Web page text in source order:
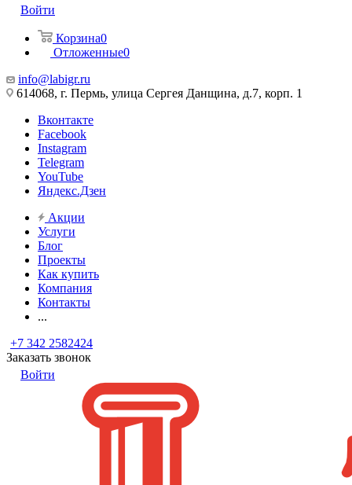
Войти
Корзина0
Отложенные0
info@labigr.ru
614068, г. Пермь, улица Сергея Данщина, д.7, корп. 1
Вконтакте
Facebook
Instagram
Telegram
YouTube
Яндекс.Дзен
Акции
Услуги
Блог
Проекты
Как купить
Компания
Контакты
...
+7 342 2582424
Заказать звонок
Войти